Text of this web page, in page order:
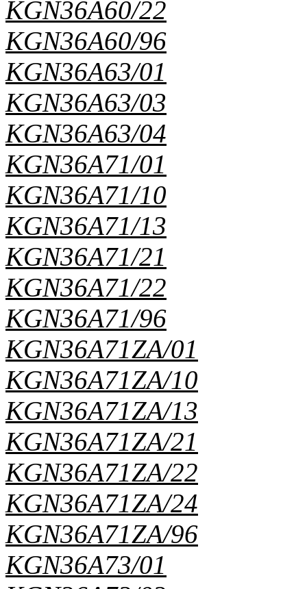
KGN36A60/22
KGN36A60/96
KGN36A63/01
KGN36A63/03
KGN36A63/04
KGN36A71/01
KGN36A71/10
KGN36A71/13
KGN36A71/21
KGN36A71/22
KGN36A71/96
KGN36A71ZA/01
KGN36A71ZA/10
KGN36A71ZA/13
KGN36A71ZA/21
KGN36A71ZA/22
KGN36A71ZA/24
KGN36A71ZA/96
KGN36A73/01